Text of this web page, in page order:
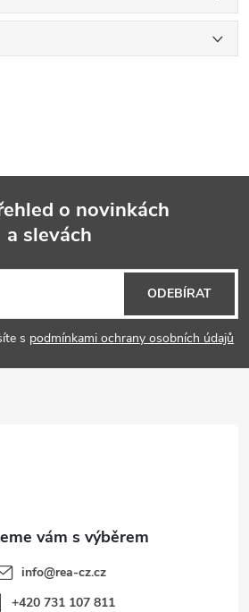
o novinkách
a slevách
s podmínkami ochrany osobních údajů
ODEBÍRAT
info@rea-cz.cz
+420 731 107 811